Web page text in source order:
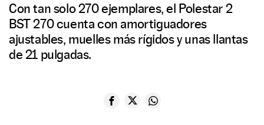
Con tan solo 270 ejemplares, el Polestar 2
BST 270 cuenta con amortiguadores
ajustables, muelles más rígidos y unas llantas
de 21 pulgadas.